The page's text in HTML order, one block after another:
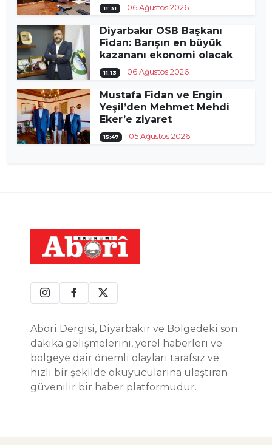
11:31 06 Ağustos 2026
Diyarbakır OSB Başkanı
Fidan: Barışın en büyük
kazananı ekonomi olacak
11:13 06 Ağustos 2026
Mustafa Fidan ve Engin
Yeşil’den Mehmet Mehdi
Eker’e ziyaret
15:47 05 Ağustos 2026
Abori Dergisi, Diyarbakır ve Bölgedeki son
dakika gelişmelerini, yerel haberleri ve
bölgeye dair önemli olayları tarafsız ve
hızlı bir şekilde okuyucularına ulaştıran
güvenilir bir haber platformudur.